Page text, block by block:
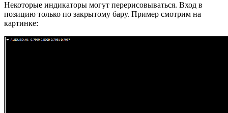
Некоторые индикаторы могут перерисовываться. Вход в
позицию только по закрытому бару. Пример смотрим на
картинке: